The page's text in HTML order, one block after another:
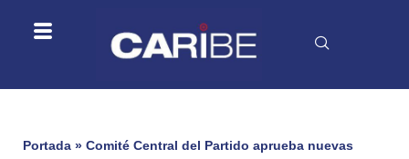
Portada » Comité Central del Partido aprueba nuevas